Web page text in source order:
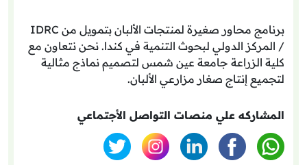
برنامج محاور صغيرة لمنتجات الألبان بتمويل من IDRC
/ المركز الدولي لبحوث التنمية في كندا. نحن نتعاون مع
كلية الزراعة جامعة عين شمس لتصميم نماذج مثالية
لتجميع إنتاج صغار مزارعي الألبان.
المشاركه علي منصات التواصل الأجتماعي